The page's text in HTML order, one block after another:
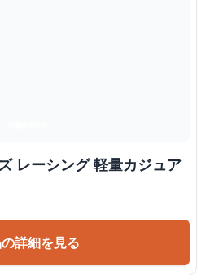
レーシング 軽量カジュア
詳細を見る